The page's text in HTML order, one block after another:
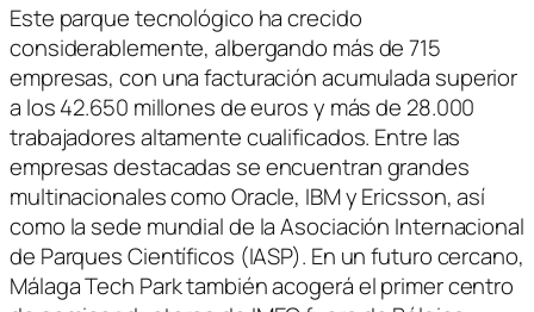
Este parque tecnológico ha crecido
considerablemente, albergando más de 715
empresas, con una facturación acumulada superior
a los 42.650 millones de euros y más de 28.000
trabajadores altamente cualificados. Entre las
empresas destacadas se encuentran grandes
multinacionales como Oracle, IBM y Ericsson, así
como la sede mundial de la Asociación Internacional
de Parques Científicos (IASP). En un futuro cercano,
Málaga Tech Park también acogerá el primer centro